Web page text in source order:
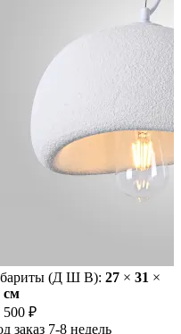
(Д Ш В): 27 × 31 ×
cм
500 ₽
заказ 7-8 недель